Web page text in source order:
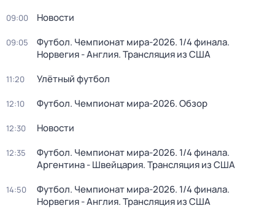
09:00 Новости
09:05
Футбол. Чемпионат мира-2026. 1/4 финала.
Норвегия - Англия. Трансляция из США
11:20 Улётный футбол
12:10 Футбол. Чемпионат мира-2026. Обзор
12:30 Новости
12:35
Футбол. Чемпионат мира-2026. 1/4 финала.
Аргентина - Швейцария. Трансляция из США
14:50
Футбол. Чемпионат мира-2026. 1/4 финала.
Норвегия - Англия. Трансляция из США